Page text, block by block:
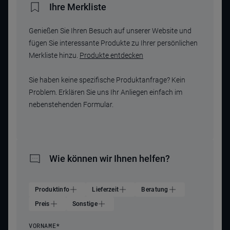
Ihre Merkliste
Genießen Sie Ihren Besuch auf unserer Website und
fügen Sie interessante Produkte zu Ihrer persönlichen
Merkliste hinzu. Produkte entdecken
Sie haben keine spezifische Produktanfrage? Kein
Problem. Erklären Sie uns Ihr Anliegen einfach im
nebenstehenden Formular.
Wie können wir Ihnen helfen?
Produktinfo Lieferzeit
Beratung
Preis
Sonstige
VORNAME*